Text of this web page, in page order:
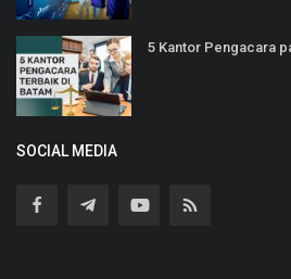
5 Kantor Pengacara
SOCIAL MEDIA